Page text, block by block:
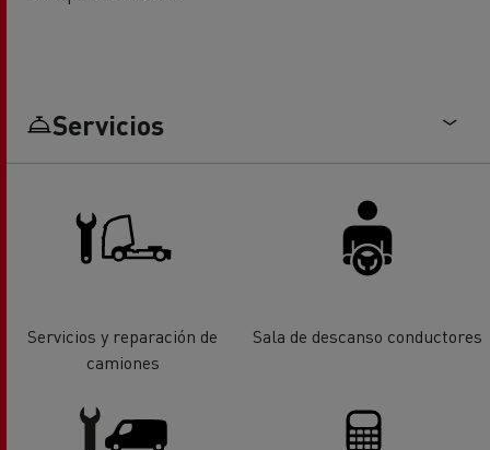
Servicios
Servicios y reparación de
camiones
Sala de descanso conductores